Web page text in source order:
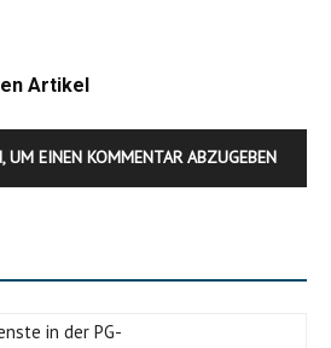
Artikel
UM EINEN KOMMENTAR ABZUGEBEN
in der PG-